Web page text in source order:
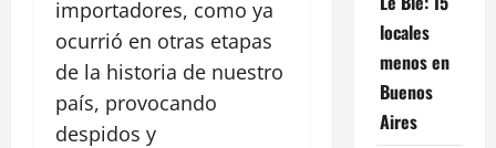
importadores, como ya
ocurrió en otras etapas
de la historia de nuestro
país, provocando
despidos y
locales
menos en
Buenos
Aires